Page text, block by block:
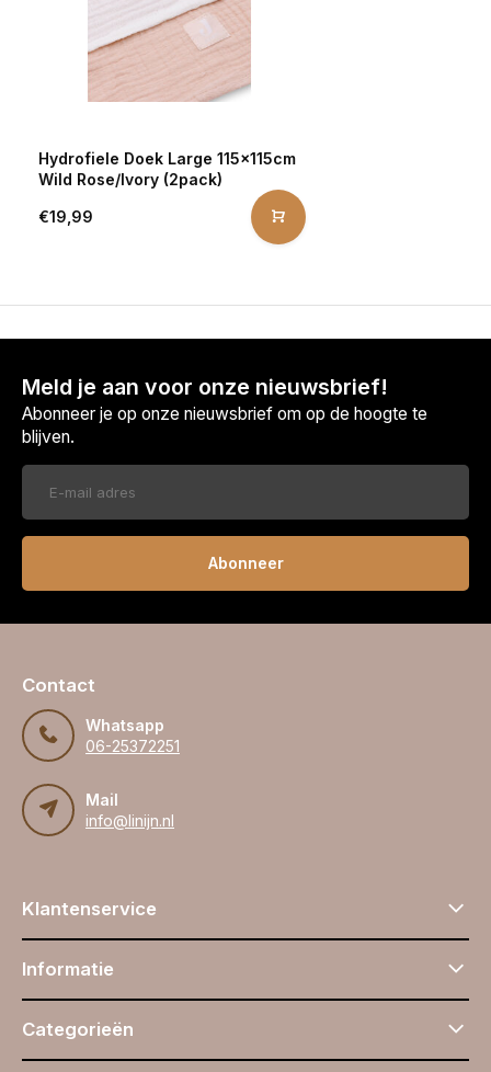
Hydrofiele Doek Large 115x115cm
Wild Rose/Ivory (2pack)
€19,99
Meld je aan voor onze nieuwsbrief!
Abonneer je op onze nieuwsbrief om op de hoogte te
blijven.
Abonneer
Contact
Whatsapp
06-25372251
Mail
info@linijn.nl
Klantenservice
Informatie
Categorieën